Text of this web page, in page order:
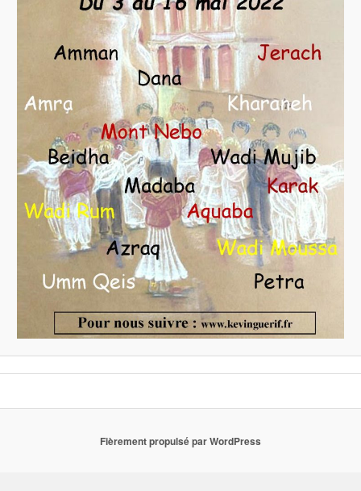
Fièrement propulsé par WordPress